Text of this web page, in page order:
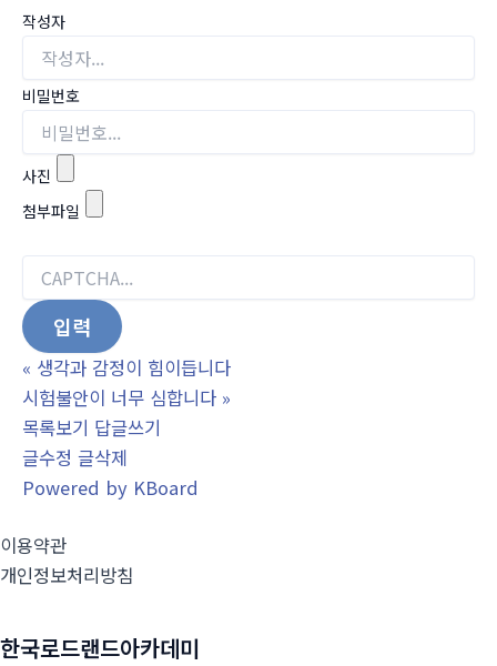
작성자
비밀번호
사진
첨부파일
« 생각과 감정이 힘이듭니다
시험불안이 너무 심합니다 »
목록보기 답글쓰기
글수정 글삭제
Powered by KBoard
이용약관
개인정보처리방침
한국로드랜드아카데미